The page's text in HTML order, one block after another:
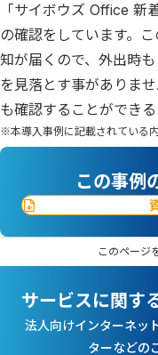
「サイボウズ Office 新
の確認をしています。
知が届くので、外出時
を見落とす事がありま
も確認することができる
※本導入事例に記載されている
この事例
このページ
サービスに関す
法人向けインターネッ
ターなどの